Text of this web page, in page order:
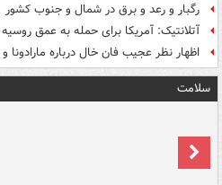
رگبار و رعد و برق در شمال و جنوب کشور
آتلانتیک: آمریکا برای حمله به عمق
اظهار نظر عجیب فان خال درباره
سلامت